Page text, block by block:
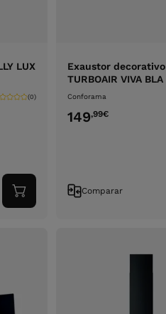
LUX
(0)
Adicionar
ao
Exaustor decorativo
TURBOAIR VIVA BLA
Conforama
149,99€
Comparar